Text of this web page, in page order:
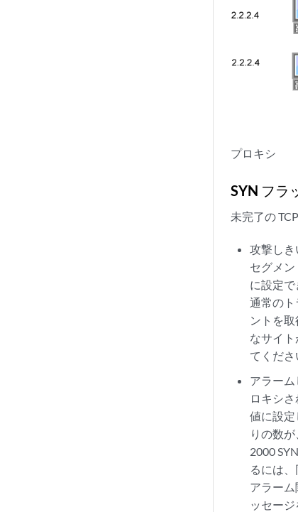
プロキシ
SYN フラ
未完了の
攻撃しき
セグメ
に設定
通常のト
ントを
なサイ
てくださ
アラー
ロキシ
値に設
りの数
2000
るには、
アラー
ッセー